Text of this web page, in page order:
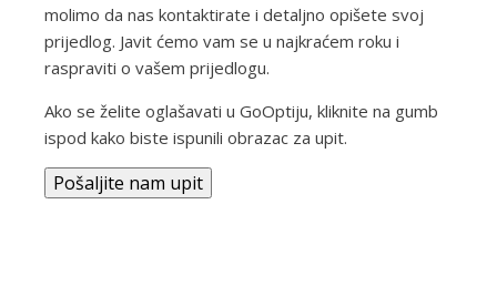
molimo da nas kontaktirate i detaljno opišete svoj
prijedlog. Javit ćemo vam se u najkraćem roku i
raspraviti o vašem prijedlogu.
Ako se želite oglašavati u GoOptiju, kliknite na gumb
ispod kako biste ispunili obrazac za upit.
Pošaljite nam upit